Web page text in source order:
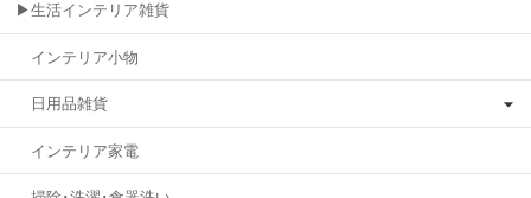
▶生活インテリア雑貨
インテリア小物
日用品雑貨
インテリア家電